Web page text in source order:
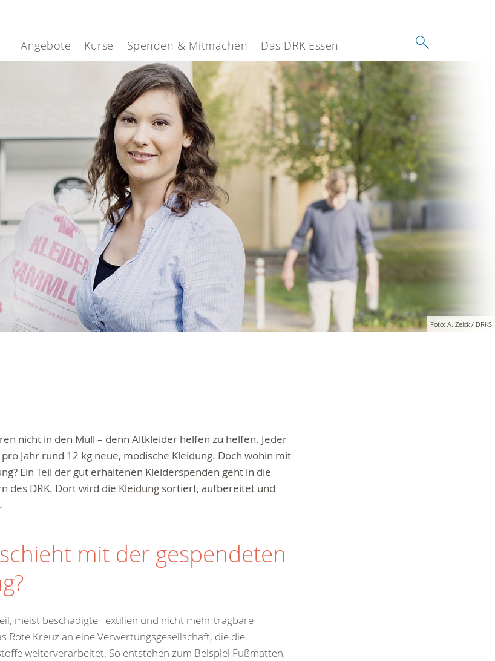
Angebote Kurse Spenden & Mitmachen Das DRK Essen
Foto: A. Zelck / DRKS
nicht in den Müll – denn Altkleider helfen zu helfen. Jeder
Jahr rund 12 kg neue, modische Kleidung. Doch wohin mit
Ein Teil der gut erhaltenen Kleiderspenden geht in die
des DRK. Dort wird die Kleidung sortiert, aufbereitet und
mit der gespendeten
meist beschädigte Textilien und nicht mehr tragbare
Rote Kreuz an eine Verwertungsgesellschaft, die die
weiterverarbeitet. So entstehen zum Beispiel Fußmatten,